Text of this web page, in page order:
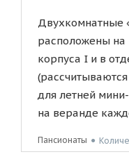
Двухкомнатные
расположены на
корпуса I и в
для летней
на веранде
Пансионаты ●